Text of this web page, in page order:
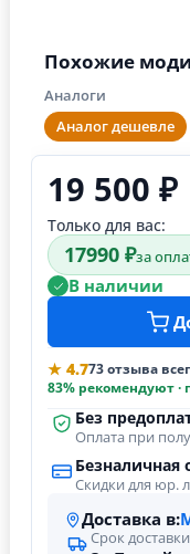
Похожие
Аналоги
Аналог дешевле
19 500 ₽
Только для вас:
17990 ₽за
В наличии
★ 4.773 отзыва
83% рекомендуют
Без
Оплата при
Безналичная
Скидки для юр.
Доставка в:
Срок доставки